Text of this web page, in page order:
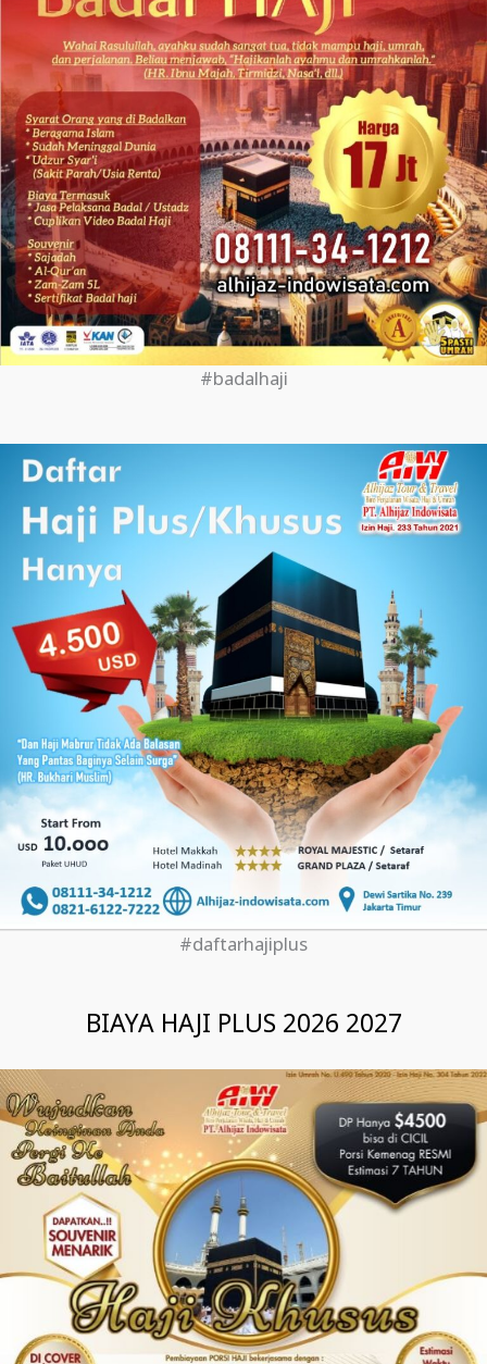
#badalhaji
#daftarhajiplus
BIAYA HAJI PLUS 2026 2027